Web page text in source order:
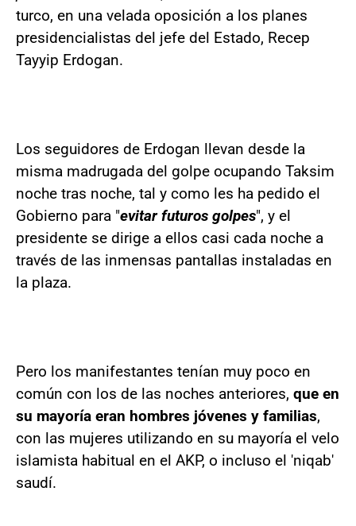
turco, en una velada oposición a los planes
presidencialistas del jefe del Estado, Recep
Tayyip Erdogan.
Los seguidores de Erdogan llevan desde la
misma madrugada del golpe ocupando Taksim
noche tras noche, tal y como les ha pedido el
Gobierno para "evitar futuros golpes", y el
presidente se dirige a ellos casi cada noche a
través de las inmensas pantallas instaladas en
la plaza.
Pero los manifestantes tenían muy poco en
común con los de las noches anteriores, que en
su mayoría eran hombres jóvenes y familias,
con las mujeres utilizando en su mayoría el velo
islamista habitual en el AKP, o incluso el 'niqab'
saudí.